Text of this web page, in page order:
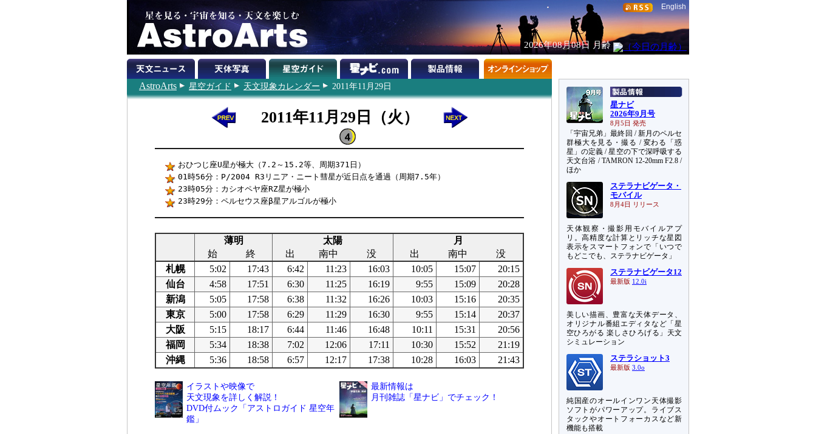
English
2026年08月08日 月齢
AstroArts 星空ガイド 天文現象カレンダー 2011年11月29日
2011年11月29日（火）
おひつじ座U星が極大（7.2～15.2等、周期371日）
01時56分：P/2004 R3リニア・ニート彗星が近日点を通過（周期7.5年）
23時05分：カシオペヤ座RZ星が極小
23時29分：ペルセウス座β星アルゴルが極小
薄明 太陽
月
始
終 出 南中 没 出 南中
没
札幌
5:02 17:43 6:42 11:23 16:03 10:05 15:07
20:15
仙台
4:58 17:51 6:30 11:25 16:19 9:55 15:09
20:28
新潟
5:05 17:58 6:38 11:32 16:26 10:03 15:16
20:35
東京
5:00 17:58 6:29 11:29 16:30 9:55 15:14
20:37
大阪
5:15 18:17 6:44 11:46 16:48 10:11 15:31
20:56
福岡
5:34 18:38 7:02 12:06 17:11 10:30 15:52
21:19
沖縄
5:36 18:58 6:57 12:17 17:38 10:28 16:03 21:43
イラストや映像で
天文現象を詳しく解説！
DVD付ムック「アストロガイド 星空年
鑑」
最新情報は
月刊雑誌「星ナビ」でチェック！
星ナビ
2026年9月号
8月5日 発売
「宇宙兄弟」最終回 / 新月のペルセ
群極大を見る・撮る / 変わる「惑
星」の定義 / 星空の下で深呼吸する
天文台浴 / TAMRON 12-20mm F2.8 /
ほか
ステラナビゲータ・
モバイル
8月4日 リリース
天体観察・撮影用モバイルアプ
リ。高精度な計算とリッチな星図
表示をスマートフォンで「いつで
もどこでも、ステラナビゲータ」
ステラナビゲータ12
最新版 12.0i
美しい描画、豊富な天体データ、
オリジナル番組エディタなど「星
空ひろがる 楽しさひろげる」天文
シミュレーション
ステラショット3
最新版 3.0o
純国産のオールインワン天体撮影
ソフトがパワーアップ。ライブス
タックやオートフォーカスなど新
機能も搭載